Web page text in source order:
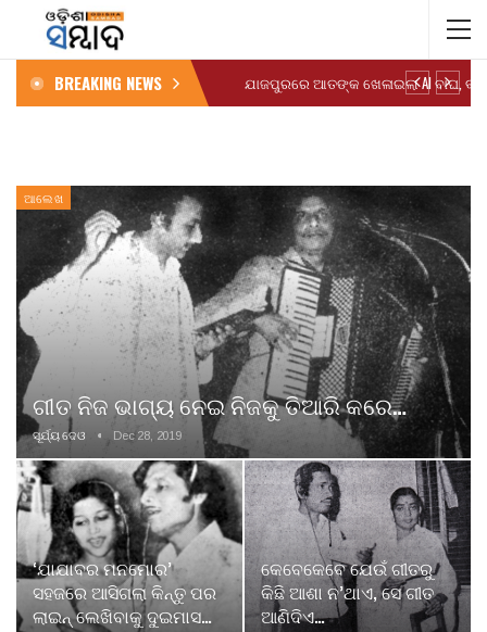
BREAKING NEWS
ଆଲେଖ
ଗୀତ ନିଜ ଭାଗ୍ୟ ନେଇ ନିଜକୁ ତିଆରି କରେ…
ସୂର୍ଯ୍ୟ ଦେଓ Dec 28, 2019
‘ଯାଯାବର ମନମୋର’
ସହଜରେ ଆସିଗଲା କିନ୍ତୁ ପର
ଲାଇନ୍ ଲେଖିବାକୁ ଦୁଇମାସ…
କେବେକେବେ ଯେଉଁ ଗୀତରୁ
କିଛି ଆଶା ନ’ଥାଏ, ସେ ଗୀତ
ଆଣିଦିଏ…